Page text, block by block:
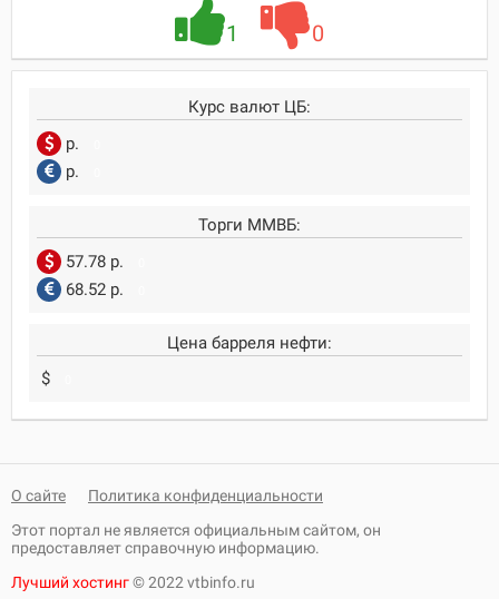
1 0
Курс валют ЦБ:
р.
р.
Торги ММВБ:
57.78 р.
68.52 р.
Цена барреля нефти:
$
О сайте
Политика конфиденциальности
Этот портал не является официальным сайтом, он
предоставляет справочную информацию.
Лучший хостинг© 2022 vtbinfo.ru